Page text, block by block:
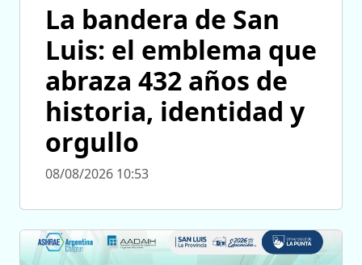
La bandera de San
Luis: el emblema que
abraza 432 años de
historia, identidad y
orgullo
08/08/2026 10:53